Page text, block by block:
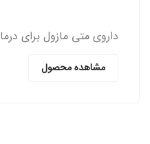
مشاهده محصول